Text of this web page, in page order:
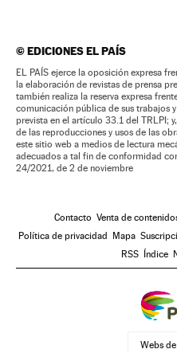
©EDICIONES EL PAÍS
EL PAÍS ejerce la oposición expresa
la elaboración de revistas de prensa
también realiza la reserva expresa
comunicación pública de sus trabajos
prevista en el artículo 33.1 del TRLPI;
de las reproducciones y usos de las
este sitio web a medios de lectura
adecuados a tal fin de conformidad
24/2021, de 2 de noviembre
Contacto Venta de
Política de privacidad Mapa
RSS Índice
Webs